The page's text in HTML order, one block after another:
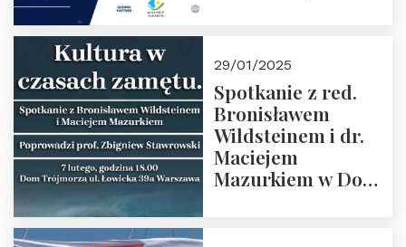
29/01/2025
Spotkanie z red.
Bronisławem
Wildsteinem i dr.
Maciejem
Mazurkiem w Domu